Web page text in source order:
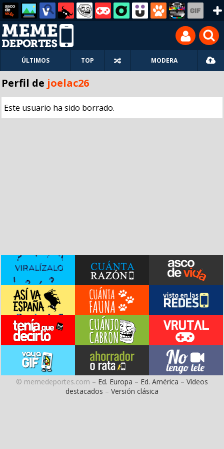
ÚLTIMOS TOP MODERA
Perfil de joelac26
Este usuario ha sido borrado.
© memedeportes.com – Ed. Europa – Ed. América – Vídeos
destacados – Versión clásica